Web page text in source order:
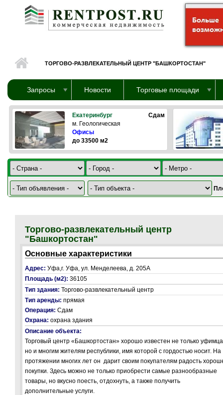
Перейти к основному содержанию
ТОРГОВО-РАЗВЛЕКАТЕЛЬНЫЙ ЦЕНТР "БАШКОРТОСТАН"
Запросы Новости Торговые площади
Екатеринбург
Сдам
м. Геологическая
Офисы
до 33500 м2
Торгово-развлекательный центр
"Башкортостан"
Основные характеристики
Адрес: Уфа,г. Уфа, ул. Менделеева, д. 205A
Площадь (м2): 36105
Тип здания: Торгово-развлекательный центр
Тип аренды: прямая
Операция: Сдам
Охрана: охрана здания
Описание объекта:
Торговый центр «Башкортостан» хорошо известен не только
но и многим жителям республики, имя которой с гордостью носит. На
протяжении многих лет он дарит своим покупателям радость
покупки. Здесь можно не только приобрести самые разнообразные
товары, но вкусно поесть, отдохнуть, а также получить
дополнительные услуги.